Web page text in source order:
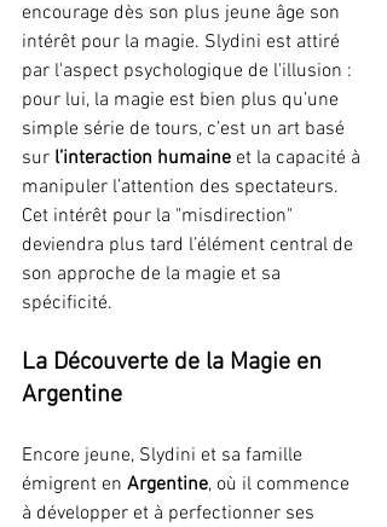
encourage dès son plus jeune âge son
intérêt pour la magie. Slydini est attiré
par l'aspect psychologique de l'illusion :
pour lui, la magie est bien plus qu’une
simple série de tours, c’est un art basé
sur l’interaction humaine et la capacité à
manipuler l’attention des spectateurs.
Cet intérêt pour la "misdirection"
deviendra plus tard l’élément central de
son approche de la magie et sa
spécificité.
La Découverte de la Magie en
Argentine
Encore jeune, Slydini et sa famille
émigrent en Argentine, où il commence
à développer et à perfectionner ses